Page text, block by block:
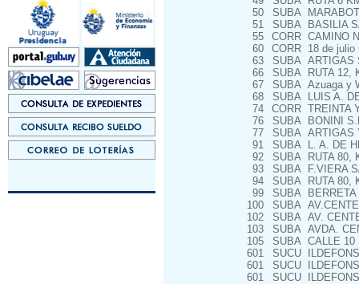
50
SUBA
51
SUBA BASILIA
55
CORR CAMINO
60
CORR 18 de julio
63
SUBA ARTIGAS
66
SUBA RUTA 12,
67
SUBA Azuaga y
68
SUBA LUIS A.
74
CORR TREINTA
76
SUBA BONINI
77
SUBA ARTIGAS
91
SUBA L. A. DE
92
SUBA RUTA 80,
93
SUBA F.VIERA
94
SUBA RUTA 80,
99
SUBA BERRETA
100
SUBA
102
SUBA AV.
103
SUBA AVDA.
105
SUBA CALLE 10
601
SUCU
601
SUCU
601
SUCU